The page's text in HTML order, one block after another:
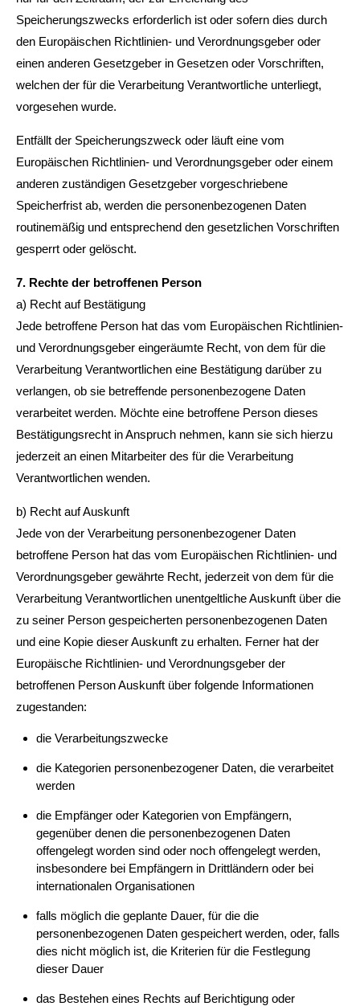
Speicherungszwecks erforderlich ist oder sofern dies durch
den Europäischen Richtlinien- und Verordnungsgeber oder
einen anderen Gesetzgeber in Gesetzen oder Vorschriften,
welchen der für die Verarbeitung Verantwortliche unterliegt,
vorgesehen wurde.
Entfällt der Speicherungszweck oder läuft eine vom
Europäischen Richtlinien- und Verordnungsgeber oder einem
anderen zuständigen Gesetzgeber vorgeschriebene
Speicherfrist ab, werden die personenbezogenen Daten
routinemäßig und entsprechend den gesetzlichen Vorschriften
gesperrt oder gelöscht.
7. Rechte der betroffenen Person
a) Recht auf Bestätigung
Jede betroffene Person hat das vom Europäischen Richtlinien-
und Verordnungsgeber eingeräumte Recht, von dem für die
Verarbeitung Verantwortlichen eine Bestätigung darüber zu
verlangen, ob sie betreffende personenbezogene Daten
verarbeitet werden. Möchte eine betroffene Person dieses
Bestätigungsrecht in Anspruch nehmen, kann sie sich hierzu
jederzeit an einen Mitarbeiter des für die Verarbeitung
Verantwortlichen wenden.
b) Recht auf Auskunft
Jede von der Verarbeitung personenbezogener Daten
betroffene Person hat das vom Europäischen Richtlinien- und
Verordnungsgeber gewährte Recht, jederzeit von dem für die
Verarbeitung Verantwortlichen unentgeltliche Auskunft über die
zu seiner Person gespeicherten personenbezogenen Daten
und eine Kopie dieser Auskunft zu erhalten. Ferner hat der
Europäische Richtlinien- und Verordnungsgeber der
betroffenen Person Auskunft über folgende Informationen
zugestanden:
die Verarbeitungszwecke
die Kategorien personenbezogener Daten, die verarbeitet
werden
die Empfänger oder Kategorien von Empfängern,
gegenüber denen die personenbezogenen Daten
offengelegt worden sind oder noch offengelegt werden,
insbesondere bei Empfängern in Drittländern oder bei
internationalen Organisationen
falls möglich die geplante Dauer, für die die
personenbezogenen Daten gespeichert werden, oder, falls
dies nicht möglich ist, die Kriterien für die Festlegung
dieser Dauer
das Bestehen eines Rechts auf Berichtigung oder